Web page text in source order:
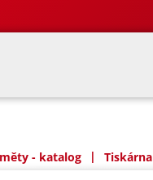
- katalog | Tiskárna